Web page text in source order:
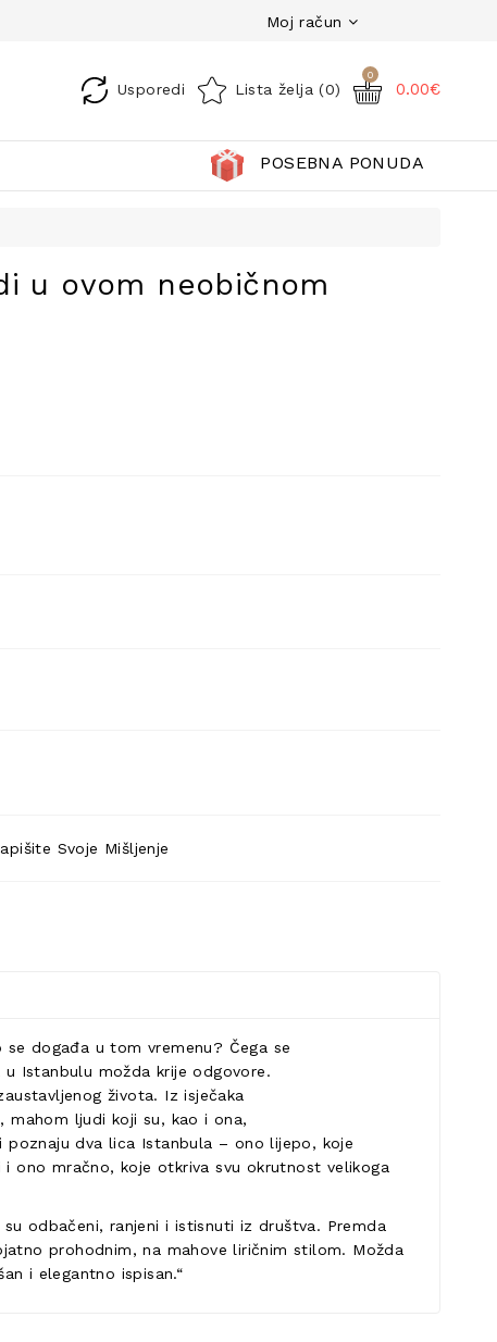
Moj račun
Usporedi Lista želja (0)
0
0.00€
POSEBNA PONUDA
u ovom neobičnom
Svoje Mišljenje
događa u tom vremenu? Čega se
Istanbulu možda krije odgovore.
života. Iz isječaka
mahom ljudi koji su, kao i ona,
poznaju dva lica Istanbula – ono lijepo, koje
ono mračno, koje otkriva svu okrutnost velikoga
odbačeni, ranjeni i istisnuti iz društva. Premda
prohodnim, na mahove liričnim stilom. Možda
i elegantno ispisan.“